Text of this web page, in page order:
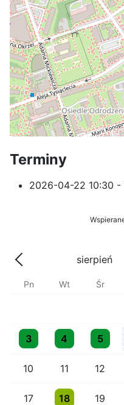
Terminy
2026-04-22 10:30 -
Poprzednia - Miesiąc
Miesiąc
Pn Wt Śr
3
One event 4
One event 5
One
10 11 12
17 18
One event 19